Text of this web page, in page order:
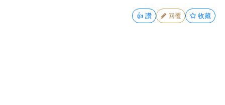
👍 讚 回覆 收藏